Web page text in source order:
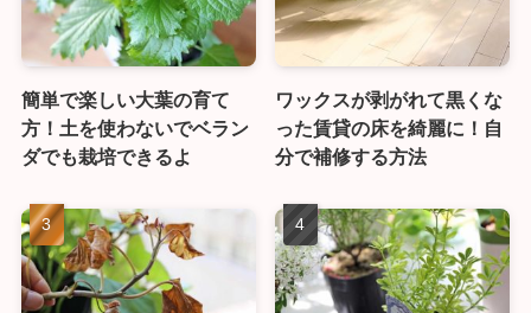
簡単で楽しい大葉の育て
方！土を使わないでベラン
ダでも栽培できるよ
ワックスが剥がれて黒くな
った賃貸の床を綺麗に！自
分で補修する方法